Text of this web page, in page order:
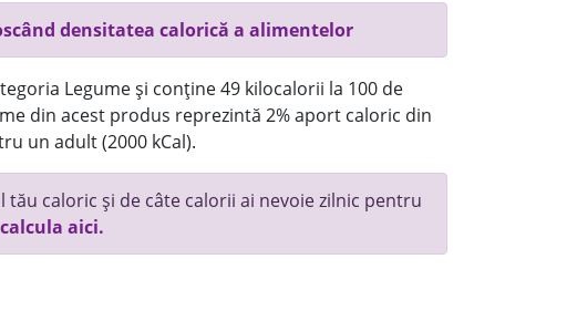
densitatea calorică a alimentelor
Legume și conține 49 kilocalorii la 100 de
din acest produs reprezintă 2% aport caloric din
un adult (2000 kCal).
tău caloric și de câte calorii ai nevoie zilnic pentru
aici.